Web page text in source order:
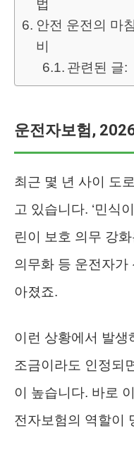
법
안전 운전의 마
비
관련된 글:
운전자보험,
최근 몇 년 사이 도
고 있습니다. ‘민식
린이 보호 의무 강
의무화 등 운전자가
아졌죠.
이런 상황에서 발생
조금이라도 인정되
이 높습니다. 바로
전자보험의 역할이